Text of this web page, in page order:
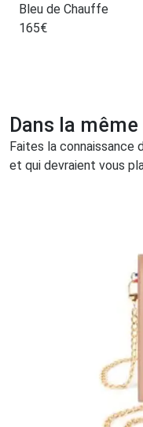
Bleu de Chauffe
165€
Dans la
Faites la connaissance
et qui devraient vous